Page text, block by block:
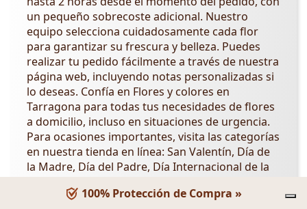
un pequeño sobrecoste adicional. Nuestro
equipo selecciona cuidadosamente cada flor
para garantizar su frescura y belleza. Puedes
realizar tu pedido fácilmente a través de nuestra
página web, incluyendo notas personalizadas si
lo deseas. Confía en Flores y colores en
Tarragona para todas tus necesidades de flores
a domicilio, incluso en situaciones de urgencia.
Para ocasiones importantes, visita las categorías
en nuestra tienda en línea: San Valentín, Día de
la Madre, Día del Padre, Día Internacional de la
100% Protección de Compra »